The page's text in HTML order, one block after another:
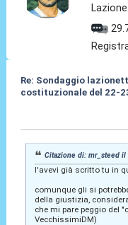
Re: Sondaggio
costituzionale del 22-
Citazione di: mr_steed
l'avevi già scritto tu in
comunque gli si
della giustizia,
che mi pare peggio del
VecchissimiDM)